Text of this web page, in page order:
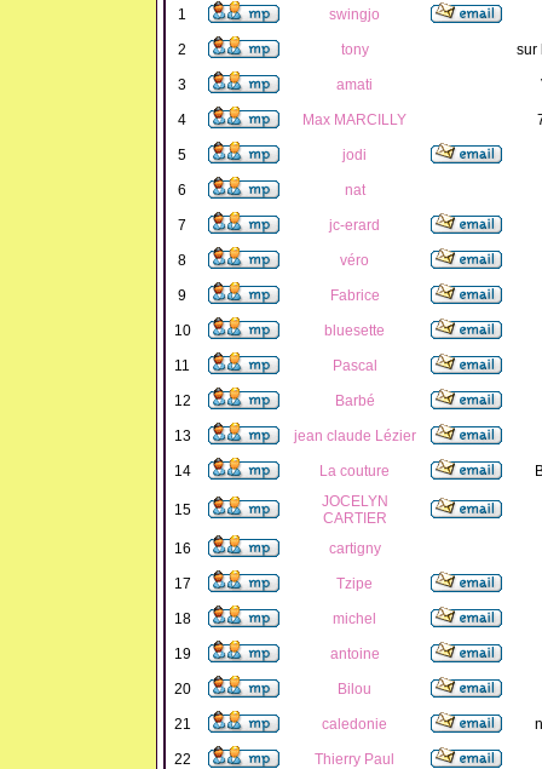
1 swingjo
2 tony sur
3 amati
4 Max MARCILLY
5 jodi
6 nat
7 jc-erard
8 véro
9 Fabrice
10 bluesette
11 Pascal
12 Barbé
13 jean claude Lézier
14 La couture
15
JOCELYN
CARTIER
16
cartigny
17 Tzipe
18 michel
19 antoine
20 Bilou
21 caledonie
22 Thierry Paul